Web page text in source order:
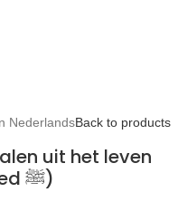
NederlandsBack to products
uit het leven
van de profeet Mohammed ﷺ)